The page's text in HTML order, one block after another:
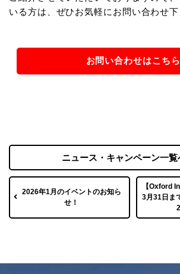
いる方は、ぜひお気軽にお問い合わせ下
お問い合わせはこちら
2026年1月のイベントのお知ら
せ！
ニュース・キャンペーン一覧
【Oxford
3月31日ま